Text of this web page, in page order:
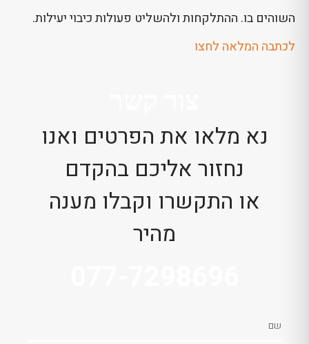
השוהים בו. ההתלקחות ולהשליט פעולות כיבוי יעילות.
לכתבה המלאה לחצו
נא מלאו את הפרטים ואנו
נחזור אליכם בהקדם
או התקשרו וקבלו מענה
מהיר